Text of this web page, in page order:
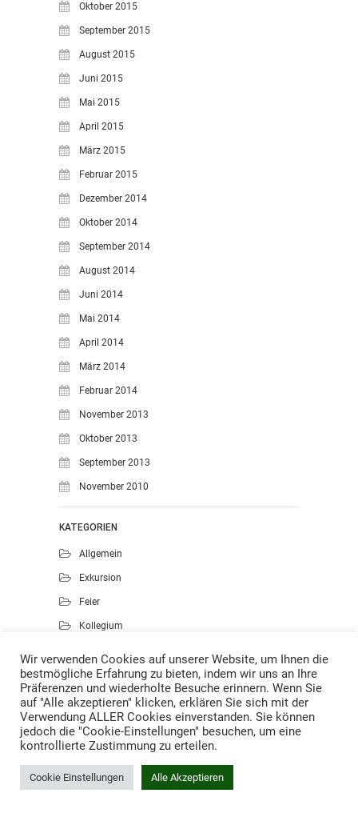
Oktober 2015
September 2015
August 2015
Juni 2015
Mai 2015
April 2015
März 2015
Februar 2015
Dezember 2014
Oktober 2014
September 2014
August 2014
Juni 2014
Mai 2014
April 2014
März 2014
Februar 2014
November 2013
Oktober 2013
September 2013
November 2010
KATEGORIEN
Allgemein
Exkursion
Feier
Kollegium
Musik
Projekte
Sport
Wir verwenden Cookies auf unserer Website, um Ihnen die
bestmögliche Erfahrung zu bieten, indem wir uns an Ihre
Präferenzen und wiederholte Besuche erinnern. Wenn Sie
auf "Alle akzeptieren" klicken, erklären Sie sich mit der
Verwendung ALLER Cookies einverstanden. Sie können
jedoch die "Cookie-Einstellungen" besuchen, um eine
kontrollierte Zustimmung zu erteilen.
Cookie Einstellungen Alle Akzeptieren